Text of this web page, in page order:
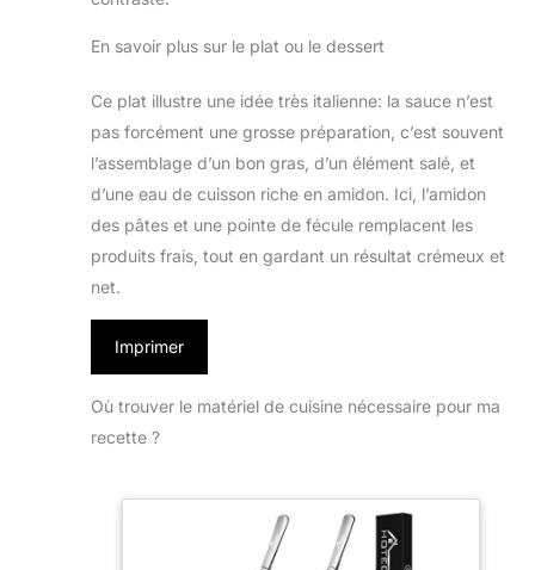
En savoir plus sur le plat ou le dessert
Ce plat illustre une idée très italienne: la sauce n’est
pas forcément une grosse préparation, c’est souvent
l’assemblage d’un bon gras, d’un élément salé, et
d’une eau de cuisson riche en amidon. Ici, l’amidon
des pâtes et une pointe de fécule remplacent les
produits frais, tout en gardant un résultat crémeux et
net.
Imprimer
Où trouver le matériel de cuisine nécessaire pour ma
recette ?